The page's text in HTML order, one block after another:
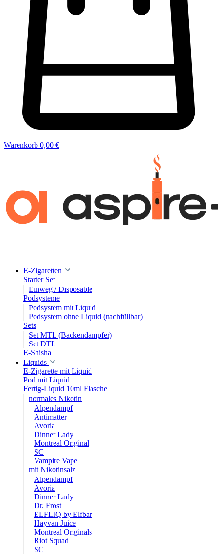
Warenkorb 0,00 €
E-Zigaretten
Starter Set
Einweg / Disposable
Podsysteme
Podsystem mit Liquid
Podsystem ohne Liquid (nachfüllbar)
Sets
Set MTL (Backendampfer)
Set DTL
E-Shisha
Liquids
E-Zigarette mit Liquid
Pod mit Liquid
Fertig-Liquid 10ml Flasche
normales Nikotin
Alpendampf
Antimatter
Avoria
Dinner Lady
Montreal Original
SC
Vampire Vape
mit Nikotinsalz
Alpendampf
Avoria
Dinner Lady
Dr. Frost
ELFLIQ by Elfbar
Hayvan Juice
Montreal Originals
Riot Squad
SC